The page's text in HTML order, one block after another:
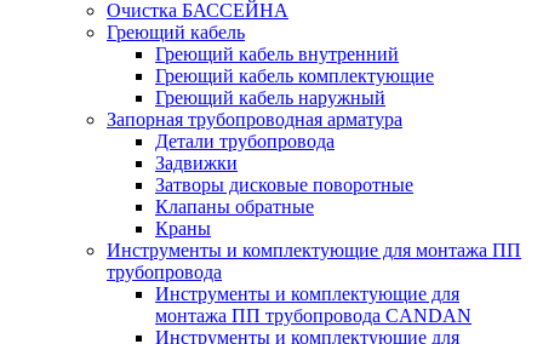
Очистка БАССЕЙНА
Греющий кабель
Греющий кабель внутренний
Греющий кабель комплектующие
Греющий кабель наружный
Запорная трубопроводная арматура
Детали трубопровода
Задвижки
Затворы дисковые поворотные
Клапаны обратные
Краны
Инструменты и комплектующие для монтажа ПП
трубопровода
Инструменты и комплектующие для
монтажа ПП трубопровода CANDAN
Инструменты и комплектующие для